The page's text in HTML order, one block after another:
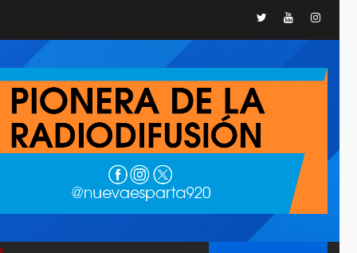
TwitterYoutube
6
REGIONALES
ÚLTIMA HORA
Guardia Nacional
Bolivariana celebró
su 89° aniversario en
Nueva Esparta
Misión Milagro en
Antolín del Campo:
Arrancó la jornada de
Cataratas 2026